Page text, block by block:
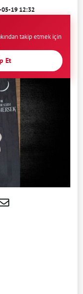
19 12:32
takip etmek için
Et